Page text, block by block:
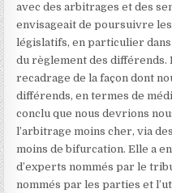
avec des arbitrages et des
envisageait de poursuivre
législatifs, en particulier
du règlement des différends.
recadrage de la façon dont
différends, en termes de
conclu que nous devrions
l’arbitrage moins cher, via
moins de bifurcation. Elle a
d’experts nommés par le
nommés par les parties et